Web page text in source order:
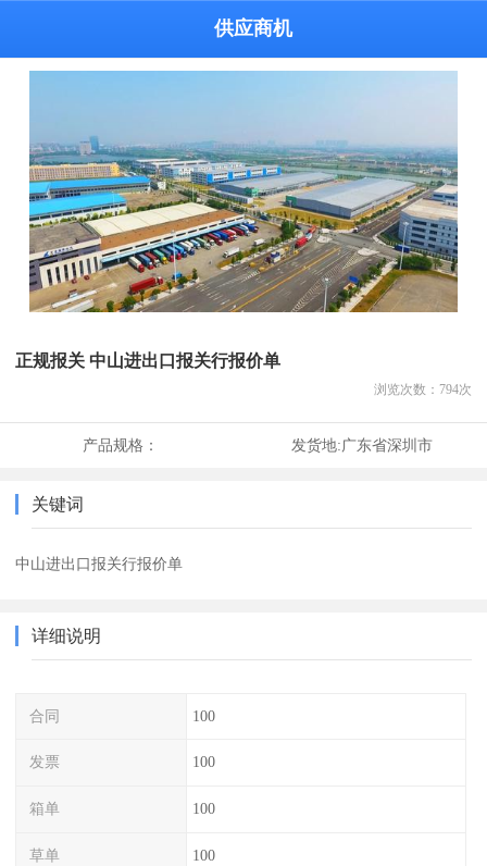
供应商机
正规报关 中山进出口报关行报价单
浏览次数： 794次
产品规格： 发货地:广东省深圳市
关键词
中山进出口报关行报价单
详细说明
合同 100
发票 100
箱单 100
草单 100